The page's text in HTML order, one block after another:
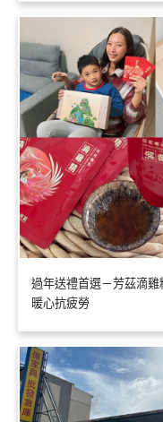
過年送禮首選－芳茲滴
暖心抗疲勞